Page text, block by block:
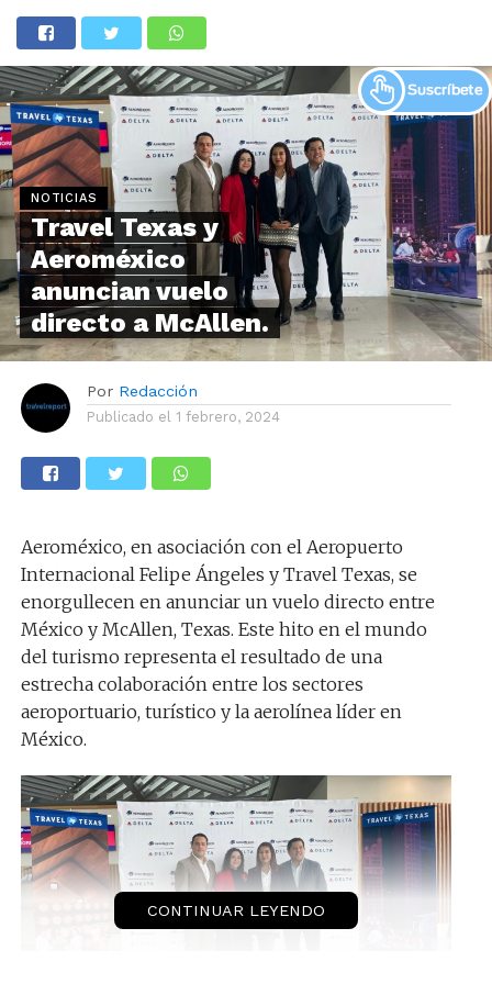
NOTICIAS
Travel Texas y
Aeroméxico
anuncian vuelo
directo a McAllen.
Por Redacción
Publicado el 1 febrero, 2024
Aeroméxico, en asociación con el Aeropuerto
Internacional Felipe Ángeles y Travel Texas, se
enorgullecen en anunciar un vuelo directo entre
México y McAllen, Texas. Este hito en el mundo
del turismo representa el resultado de una
estrecha colaboración entre los sectores
aeroportuario, turístico y la aerolínea líder en
México.
CONTINUAR LEYENDO